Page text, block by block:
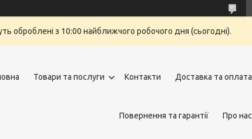
оброблені з 10:00 найближчого робочого дня (сьогодні).
Товари та послуги Контакти Доставка та оплата
Повернення та гарантії Про нас